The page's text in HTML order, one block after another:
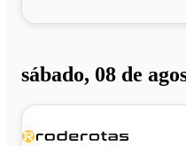
sábado, 08 de